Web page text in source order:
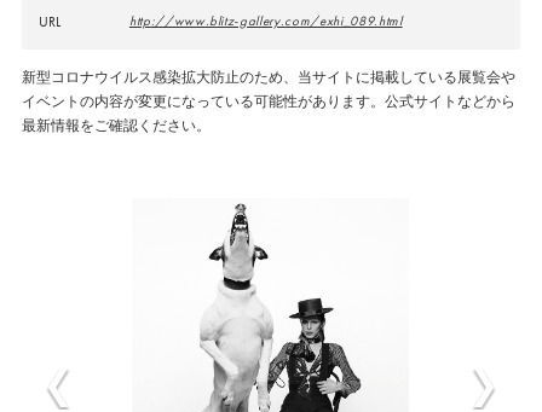
URL http://www.blitz-gallery.com/exhi_089.html
新型コロナウイルス感染拡大防止のため、当サイトに掲載している展覧会や
イベントの内容が変更になっている可能性があります。公式サイトなどから
最新情報をご確認ください。